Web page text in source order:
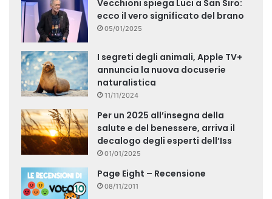
Vecchioni spiega Luci a San Siro:
ecco il vero significato del brano
05/01/2025
I segreti degli animali, Apple TV+
annuncia la nuova docuserie
naturalistica
11/11/2024
Per un 2025 all’insegna della
salute e del benessere, arriva il
decalogo degli esperti dell’Iss
01/01/2025
Page Eight – Recensione
08/11/2011